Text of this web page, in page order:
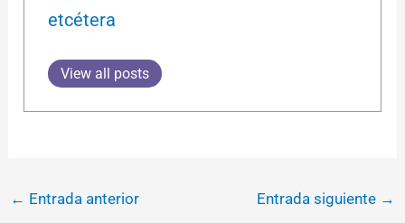
etcétera
View all posts
← Entrada anterior Entrada siguiente →